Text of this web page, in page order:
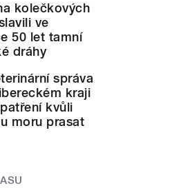
kolečkových
ve
50 let tamní
dráhy
správa
kraji
kvůli
moru prasat